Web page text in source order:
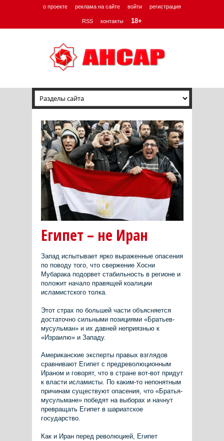
о проекте реклама на сайте войти регистрация
RSS контакты 18+
Египет – не Иран
Запад испытывает ярко выраженные опасения
по поводу того, что свержение Хосни
Мубарака подорвет стабильность в регионе и
положит начало правящей коалиции
исламистского толка.
Этот страх по большей части объясняется
достаточно сильными позициями «Братьев-
мусульман» и их давней неприязнью к
«Израилю» и Западу.
Американские эксперты правых взглядов
сравнивают Египет с предреволюционным
Ираном и говорят, что в стране вот-вот придут
к власти исламисты. По каким-то непонятным
причинам существуют опасения, что «Братья-
мусульмане» победят на выборах и начнут
превращать Египет в шариатское
государство.
Как и Иран перед революцией, Египет